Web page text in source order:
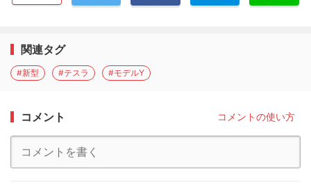
関連タグ
#新型 #テスラ #モデルY
コメント コメントの使い方